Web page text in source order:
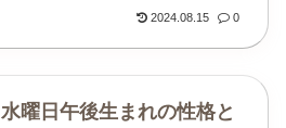
2024.08.15 0
水曜日午後生まれの性格と